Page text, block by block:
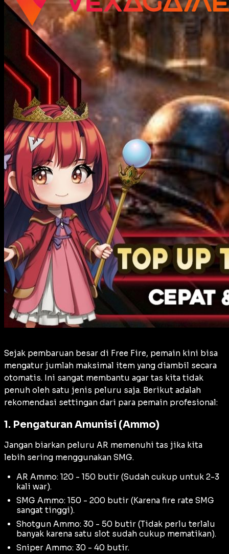
Sejak pembaruan besar di Free Fire, pemain kini bisa
mengatur jumlah maksimal item yang diambil secara
otomatis. Ini sangat membantu agar tas kita tidak
penuh oleh satu jenis peluru saja. Berikut adalah
rekomendasi settingan dari para pemain profesional:
1. Pengaturan Amunisi (Ammo)
Jangan biarkan peluru AR memenuhi tas jika kita
lebih sering menggunakan SMG.
AR Ammo: 120 - 150 butir (Sudah cukup untuk 2-3
kali war).
SMG Ammo: 150 - 200 butir (Karena fire rate SMG
sangat tinggi).
Shotgun Ammo: 30 - 50 butir (Tidak perlu terlalu
banyak karena satu slot sudah cukup mematikan).
Sniper Ammo: 30 - 40 butir.